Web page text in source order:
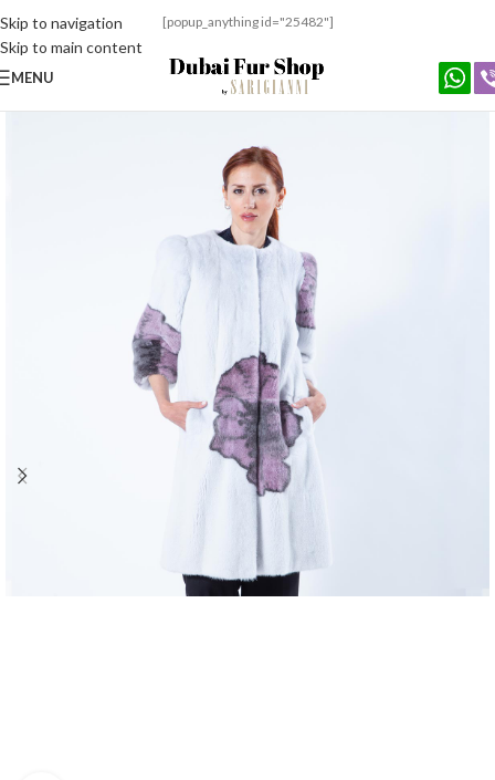
Skip to navigation
Skip to main content
[popup_anything id="25482"]
MENU